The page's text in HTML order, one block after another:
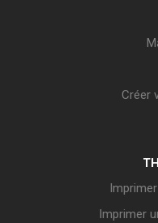
Créer
Imprimer